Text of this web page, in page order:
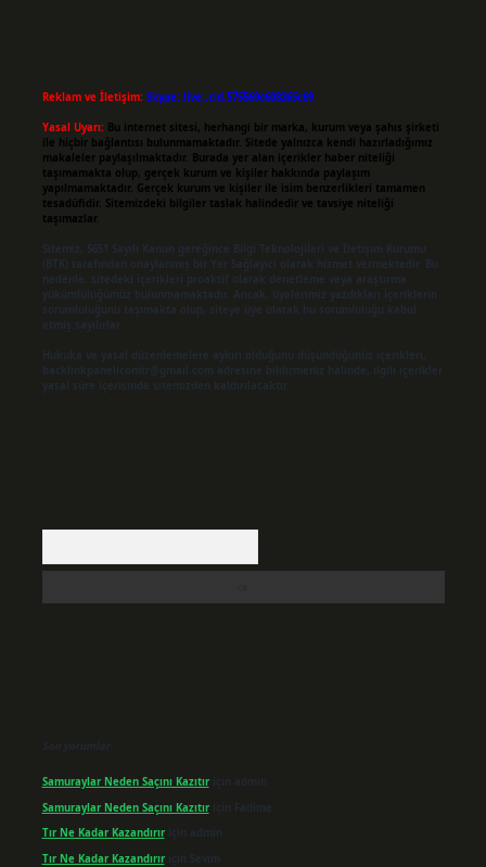
Reklam ve İletişim: Skype: live:.cid.575569c608265c69
Yasal Uyarı: Bu internet sitesi, herhangi bir marka, kurum veya şahıs şirketi
ile hiçbir bağlantısı bulunmamaktadır. Sitede yalnızca kendi hazırladığımız
makaleler paylaşılmaktadır. Burada yer alan içerikler haber niteliği
taşımamakta olup, gerçek kurum ve kişiler hakkında paylaşım
yapılmamaktadır. Gerçek kurum ve kişiler ile isim benzerlikleri tamamen
tesadüfidir. Sitemizdeki bilgiler taslak halindedir ve tavsiye niteliği
taşımazlar.
Sitemiz, 5651 Sayılı Kanun gereğince Bilgi Teknolojileri ve İletişim Kurumu
(BTK) tarafından onaylanmış bir Yer Sağlayıcı olarak hizmet vermektedir. Bu
nedenle, sitedeki içerikleri proaktif olarak denetleme veya araştırma
yükümlülüğümüz bulunmamaktadır. Ancak, üyelerimiz yazdıkları içeriklerin
sorumluluğunu taşımakta olup, siteye üye olarak bu sorumluluğu kabul
etmiş sayılırlar.
Hukuka ve yasal düzenlemelere aykırı olduğunu düşündüğünüz içerikleri,
backlinkpanelicomtr@gmail.com
adresine bildirmeniz halinde, ilgili içerikler
yasal süre içerisinde sitemizden kaldırılacaktır.
Son yorumlar
Samuraylar Neden Saçını Kazıtıriçin admin
Samuraylar Neden Saçını Kazıtıriçin Fadime
Tır Ne Kadar Kazandırıriçin admin
Tır Ne Kadar Kazandırıriçin Sevim